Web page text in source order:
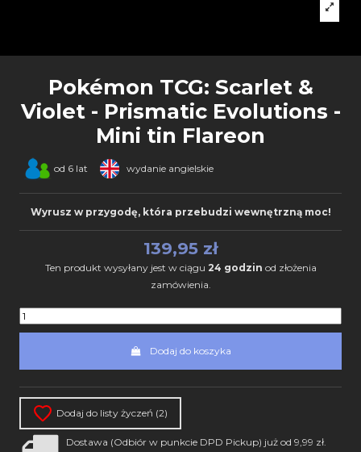
Pokémon TCG: Scarlet &
Violet - Prismatic Evolutions -
Mini tin Flareon
od 6 lat wydanie angielskie
Wyrusz w przygodę, która przebudzi wewnętrzną moc!
139,95 zł
Ten produkt wysyłany jest w ciągu 24 godzin od złożenia
zamówienia.
Dodaj do koszyka
Dodaj do listy życzeń (2)
Dostawa (Odbiór w punkcie DPD Pickup) już od 9,99 zł.